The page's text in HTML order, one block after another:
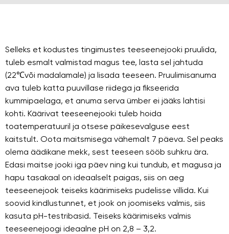
Selleks et kodustes tingimustes teeseenejooki pruulida,
tuleb esmalt valmistad magus tee, lasta sel jahtuda
(22℃või madalamale) ja lisada teeseen. Pruulimisanuma
ava tuleb katta puuvillase riidega ja fikseerida
kummipaelaga, et anuma serva ümber ei jääks lahtisi
kohti. Käärivat teeseenejooki tuleb hoida
toatemperatuuril ja otsese päikesevalguse eest
kaitstult. Oota maitsmisega vähemalt 7 päeva. Sel peaks
olema äädikane mekk, sest teeseen sööb suhkru ära.
Edasi maitse jooki iga päev ning kui tundub, et magusa ja
hapu tasakaal on ideaalselt paigas, siis on aeg
teeseenejook teiseks käärimiseks pudelisse villida. Kui
soovid kindlustunnet, et jook on joomiseks valmis, siis
kasuta pH-testribasid. Teiseks käärimiseks valmis
teeseenejoogi ideaalne pH on 2,8 – 3,2.